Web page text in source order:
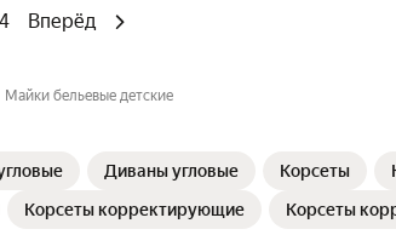
4 Вперёд
Майки бельевые детские
Диваны угловые Корсеты
Корсеты корректирующие Корсеты